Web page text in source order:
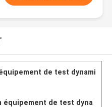
équipement de test dynami
équipement de test dyna